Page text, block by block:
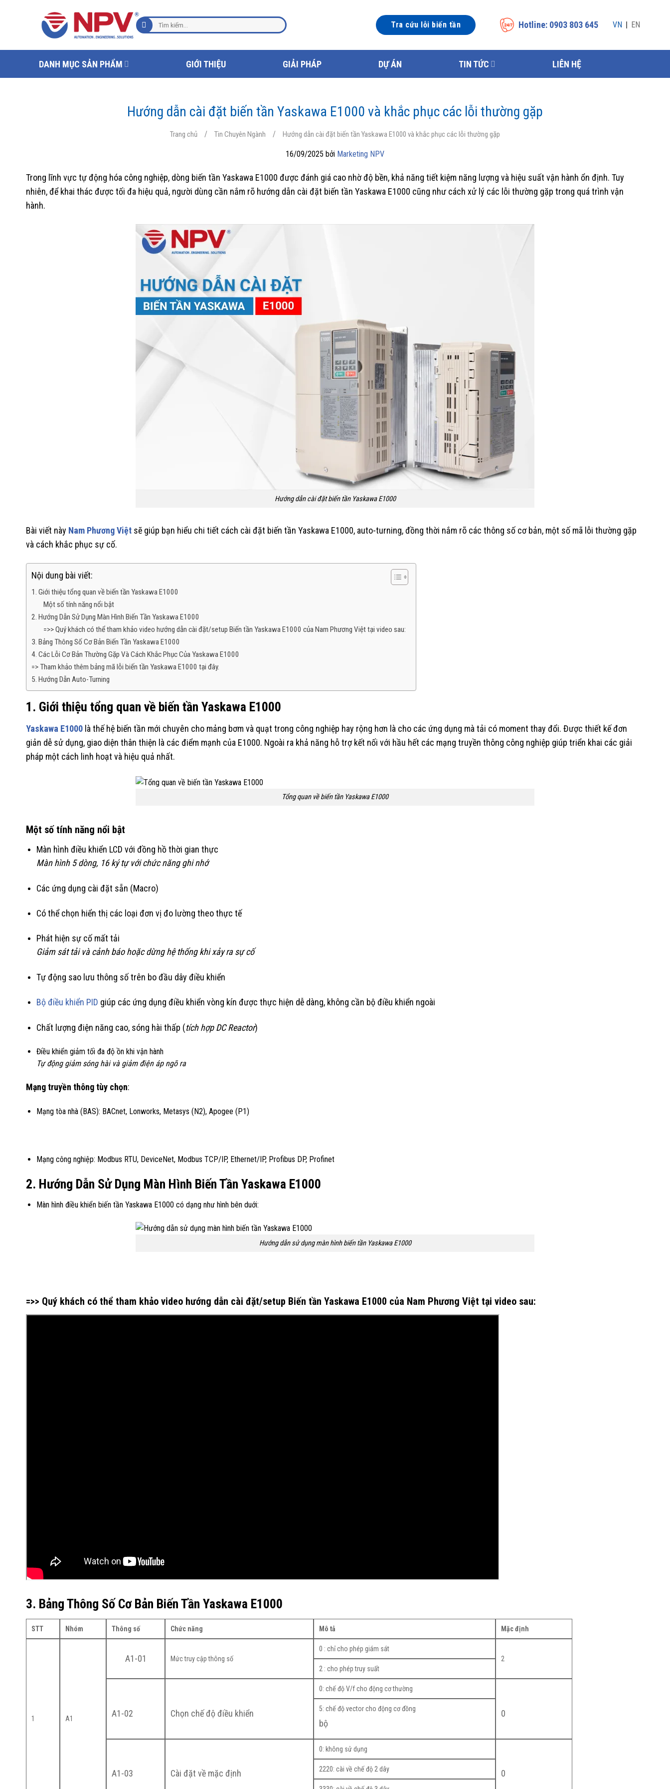
Tìm
kiếm:
Tra cứu lỗi biến tần Hotline: 0903 803 645 EN
VN
DANH MỤC SẢN PHẨM GIỚI THIỆU GIẢI PHÁP DỰ ÁN TIN TỨC LIÊN HỆ
Hướng dẫn cài đặt biến tần Yaskawa E1000 và khắc phục các lỗi thường gặp
Trang chủ / Tin Chuyên Ngành / Hướng dẫn cài đặt biến tần Yaskawa E1000 và khắc phục các lỗi thường gặp
16/09/2025 bởi Marketing NPV
Trong lĩnh vực tự động hóa công nghiệp, dòng biến tần Yaskawa E1000 được đánh giá cao nhờ độ bền, khả năng tiết kiệm năng lượng và hiệu suất vận hành ổn định. Tuy
nhiên, để khai thác được tối đa hiệu quả, người dùng cần nắm rõ hướng dẫn cài đặt biến tần Yaskawa E1000 cũng như cách xử lý các lỗi thường gặp trong quá trình vận
hành.
Hướng dẫn cài đặt biến tần Yaskawa E1000
Bài viết này Nam Phương Việt sẽ giúp bạn hiểu chi tiết cách cài đặt biến tần Yaskawa E1000, auto-turning, đồng thời nắm rõ các thông số cơ bản, một số mã lỗi thường gặp
và cách khắc phục sự cố.
Nội dung bài viết:
1. Giới thiệu tổng quan về biến tần Yaskawa E1000
Một số tính năng nổi bật
2. Hướng Dẫn Sử Dụng Màn Hình Biến Tần Yaskawa E1000
=>> Quý khách có thể tham khảo video hướng dẫn cài đặt/setup Biến tần Yaskawa E1000 của Nam Phương Việt tại video sau:
3. Bảng Thông Số Cơ Bản Biến Tần Yaskawa E1000
4. Các Lỗi Cơ Bản Thường Gặp Và Cách Khắc Phục Của Yaskawa E1000
=> Tham khảo thêm bảng mã lỗi biến tần Yaskawa E1000 tại đây.
5. Hướng Dẫn Auto-Turning
1. Giới thiệu tổng quan về biến tần Yaskawa E1000
Yaskawa E1000 là thế hệ biến tần mới chuyên cho mảng bơm và quạt trong công nghiệp hay rộng hơn là cho các ứng dụng mà tải có moment thay đổi. Được thiết kế đơn
giản dễ sử dụng, giao diện thân thiện là các điểm mạnh của E1000. Ngoài ra khả năng hỗ trợ kết nối với hầu hết các mạng truyền thông công nghiệp giúp triển khai các giải
pháp một cách linh hoạt và hiệu quả nhất.
Tổng quan về biến tần Yaskawa E1000
Một số tính năng nổi bật
Màn hình điều khiển LCD với đồng hồ thời gian thực
Màn hình 5 dòng, 16 ký tự với chức năng ghi nhớ
Các ứng dụng cài đặt sẵn (Macro)
Có thể chọn hiển thị các loại đơn vị đo lường theo thực tế
Phát hiện sự cố mất tải
Giảm sát tải và cảnh báo hoặc dừng hệ thống khi xảy ra sự cố
Tự động sao lưu thông số trên bo đầu dây điều khiển
Bộ điều khiển PID giúp các ứng dụng điều khiển vòng kín được thực hiện dễ dàng, không cần bộ điều khiển ngoài
Chất lượng điện năng cao, sóng hài thấp (tích hợp DC Reactor)
Điều khiển giảm tối đa độ ồn khi vận hành
Tự động giảm sóng hài và giảm điện áp ngõ ra
Mạng truyền thông tùy chọn:
Mạng tòa nhà (BAS): BACnet, Lonworks, Metasys (N2), Apogee (P1)
Mạng công nghiệp: Modbus RTU, DeviceNet, Modbus TCP/IP, Ethernet/IP, Profibus DP, Profinet
2. Hướng Dẫn Sử Dụng Màn Hình Biến Tần Yaskawa E1000
Màn hình điều khiển biến tần Yaskawa E1000 có dạng như hình bên duới:
Hướng dẫn sử dụng màn hình biến tần Yaskawa E1000
=>> Quý khách có thể tham khảo video hướng dẫn cài đặt/setup Biến tần Yaskawa E1000 của Nam Phương Việt tại video sau:
3. Bảng Thông Số Cơ Bản Biến Tần Yaskawa E1000
STT Nhóm Thông số Chức năng Mô tả Mặc định
1 A1
A1-01 Mức truy cập thông số
0 : chỉ cho phép giám sát
2
2 : cho phép truy suất
A1-02 Chọn chế độ điều khiển
0: chế độ V/f cho động cơ thường
0
5: chế độ vector cho động cơ đồng
bộ
A1-03 Cài đặt về mặc định
0: không sử dụng
0
2220: cài về chế độ 2 dây